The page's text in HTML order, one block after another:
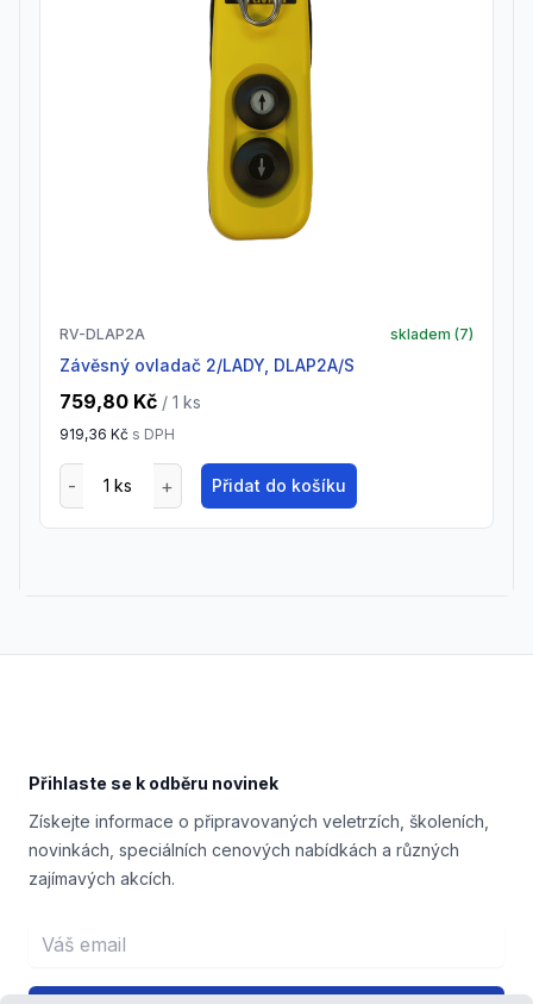
RV-DLAP2A skladem (7)
závěsný ovladač 2/LADY, DLAP2A/S
759,80 Kč / 1 ks
919,36 Kč s DPH
Přidat do košíku
Přihlaste se k odběru novinek
Získejte informace o připravovaných veletrzích, školeních,
novinkách, speciálních cenových nabídkách a různých
zajímavých akcích.
Email address